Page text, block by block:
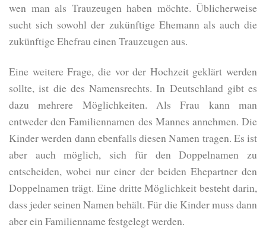
wen man als Trauzeugen haben möchte. Üblicherweise
sucht sich sowohl der zukünftige Ehemann als auch die
zukünftige Ehefrau einen Trauzeugen aus.
Eine weitere Frage, die vor der Hochzeit geklärt werden
sollte, ist die des Namensrechts. In Deutschland gibt es
dazu mehrere Möglichkeiten. Als Frau kann man
entweder den Familiennamen des Mannes annehmen. Die
Kinder werden dann ebenfalls diesen Namen tragen. Es ist
aber auch möglich, sich für den Doppelnamen zu
entscheiden, wobei nur einer der beiden Ehepartner den
Doppelnamen trägt. Eine dritte Möglichkeit besteht darin,
dass jeder seinen Namen behält. Für die Kinder muss dann
aber ein Familienname festgelegt werden.